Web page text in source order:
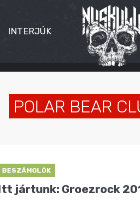
INTERJÚK
POLAR BEAR
BESZÁMOLÓK
jártunk: Groezrock